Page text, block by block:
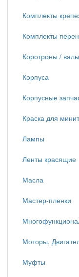
Комплекты
Комплекты
Коротроны /
Корпуса
Корпусные
Краска для
Лампы
Ленты красящие
Масла
Мастер-пленки
Моторы,
Муфты